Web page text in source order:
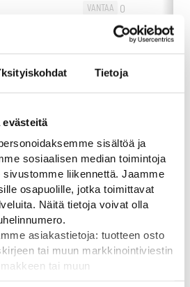
Tietoja
sisältöä ja
sosiaalisen median toimintoja
liikennettä. Jaamme
osapuolille, jotka toimittavat
Näitä tietoja voivat olla
asiakastietoja: tuotteen osto
tai muun markkinointiviestin
tai muun
lähettäminen, käyttäjätilin
VANTAA 0
HAMINA 0 60,00€